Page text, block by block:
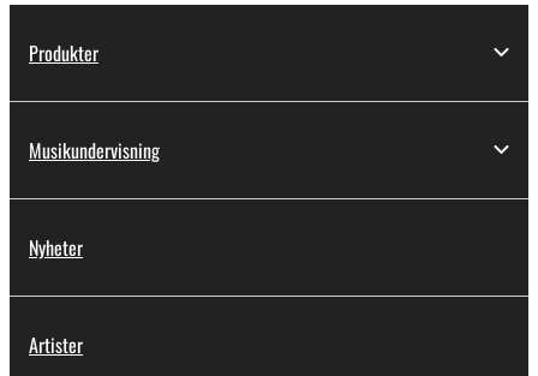
Produkter
Musikundervisning
Nyheter
Artister